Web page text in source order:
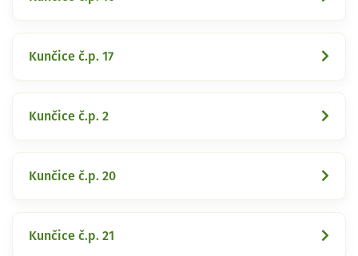
Kunčice č.p. 17
Kunčice č.p. 2
Kunčice č.p. 20
Kunčice č.p. 21